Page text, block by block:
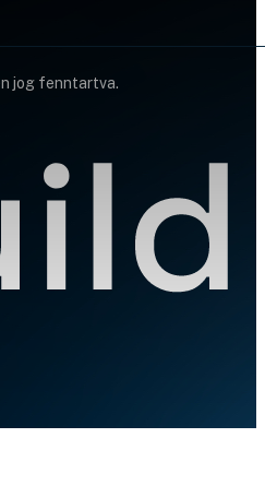
jog fenntartva.